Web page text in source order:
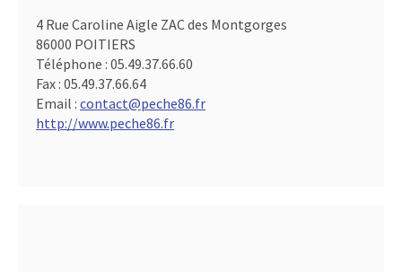
4 Rue Caroline Aigle ZAC des Montgorges
86000 POITIERS
Téléphone : 05.49.37.66.60
Fax : 05.49.37.66.64
Email : contact@peche86.fr
http://www.peche86.fr